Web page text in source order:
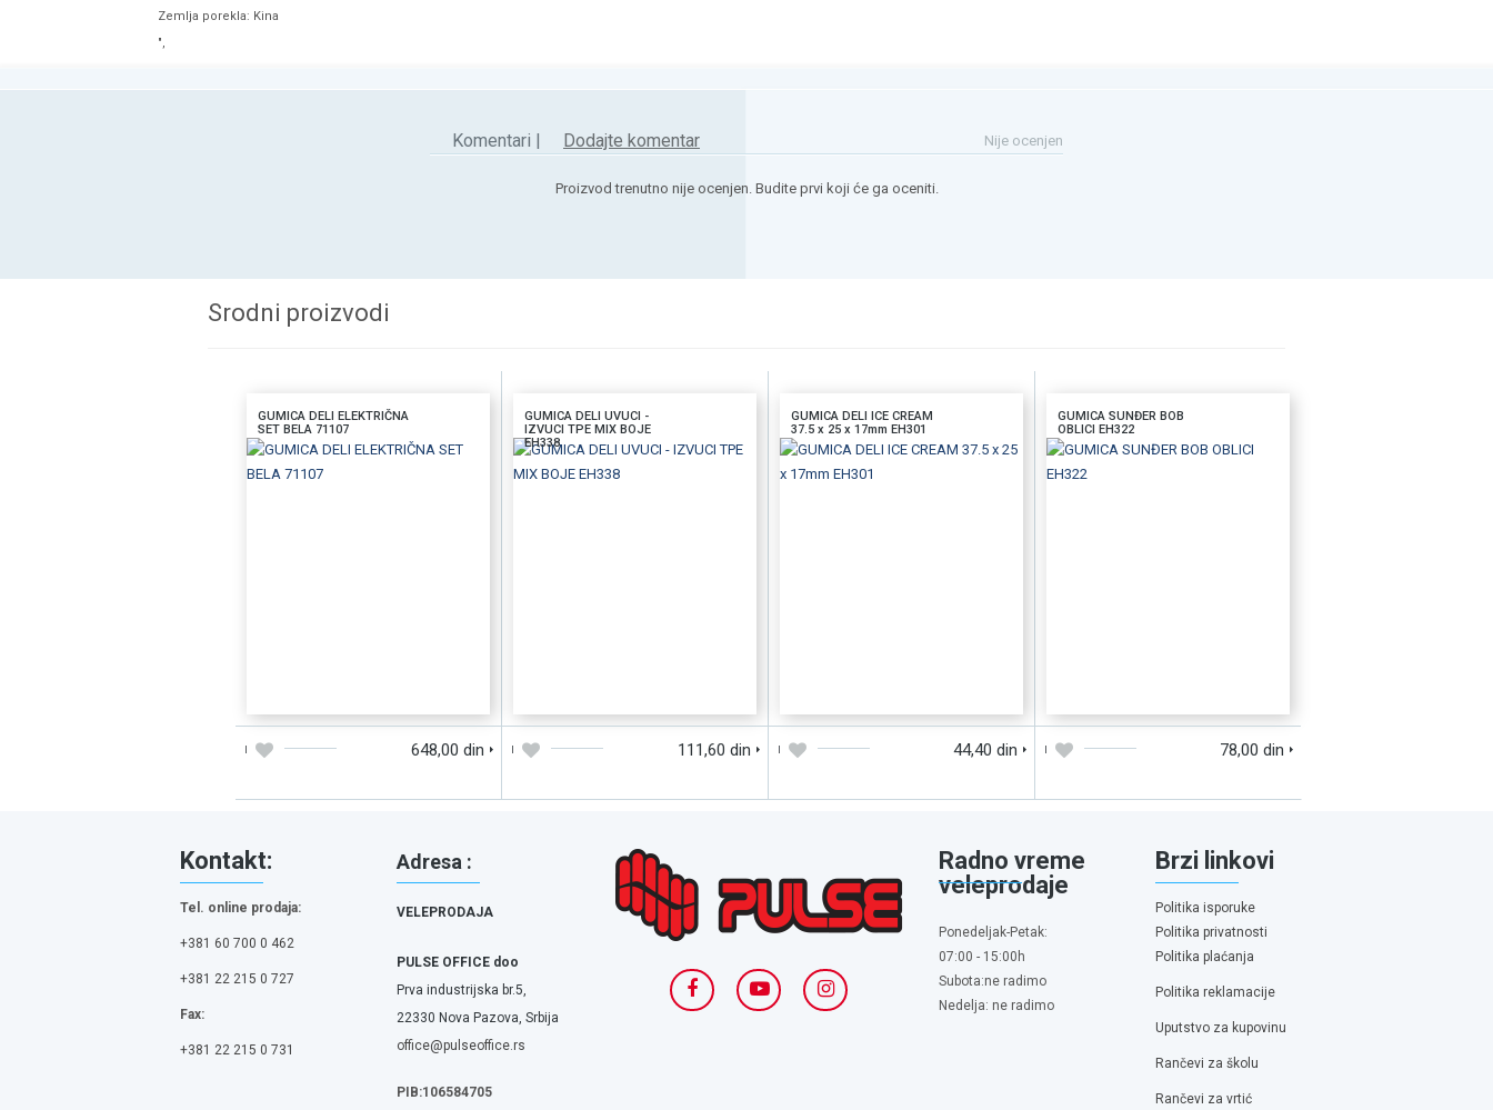
Zemlja porekla: Kina
",
Nije ocenjen
Komentari | Dodajte komentar
Proizvod trenutno nije ocenjen. Budite prvi koji će ga oceniti.
Srodni proizvodi
GUMICA DELI ELEKTRIČNA
SET BELA 71107
648,00 din
GUMICA DELI UVUCI -
IZVUCI TPE MIX BOJE
EH338
111,60 din
GUMICA DELI ICE CREAM
37.5 x 25 x 17mm EH301
44,40 din
GUMICA SUNĐER BOB
OBLICI EH322
78,00 din
Kontakt:
Tel. online prodaja:
+381 60 700 0 462
+381 22 215 0 727
Fax:
+381 22 215 0 731
Adresa :
VELEPRODAJA
PULSE OFFICE doo
Prva industrijska br.5,
22330 Nova Pazova, Srbija
office@pulseoffice.rs
PIB:106584705
Radno vreme
veleprodaje
Ponedeljak-Petak:
07:00 - 15:00h
Subota:ne radimo
Nedelja: ne radimo
Brzi linkovi
Politika isporuke
Politika privatnosti
Politika plaćanja
Politika reklamacije
Uputstvo za kupovinu
Rančevi za školu
Rančevi za vrtić